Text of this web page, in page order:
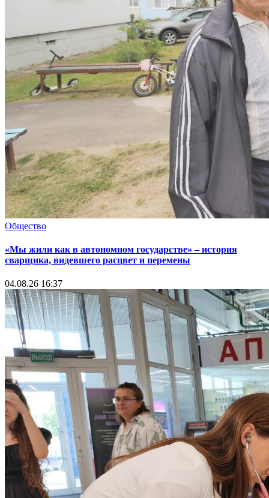
Общество
«Мы жили как в автономном государстве» – история
сварщика, видевшего расцвет и перемены
04.08.26 16:37